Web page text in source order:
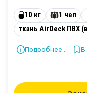
10 кг 1 чел
ткань AirDeck ПВХ
Подробнее... В